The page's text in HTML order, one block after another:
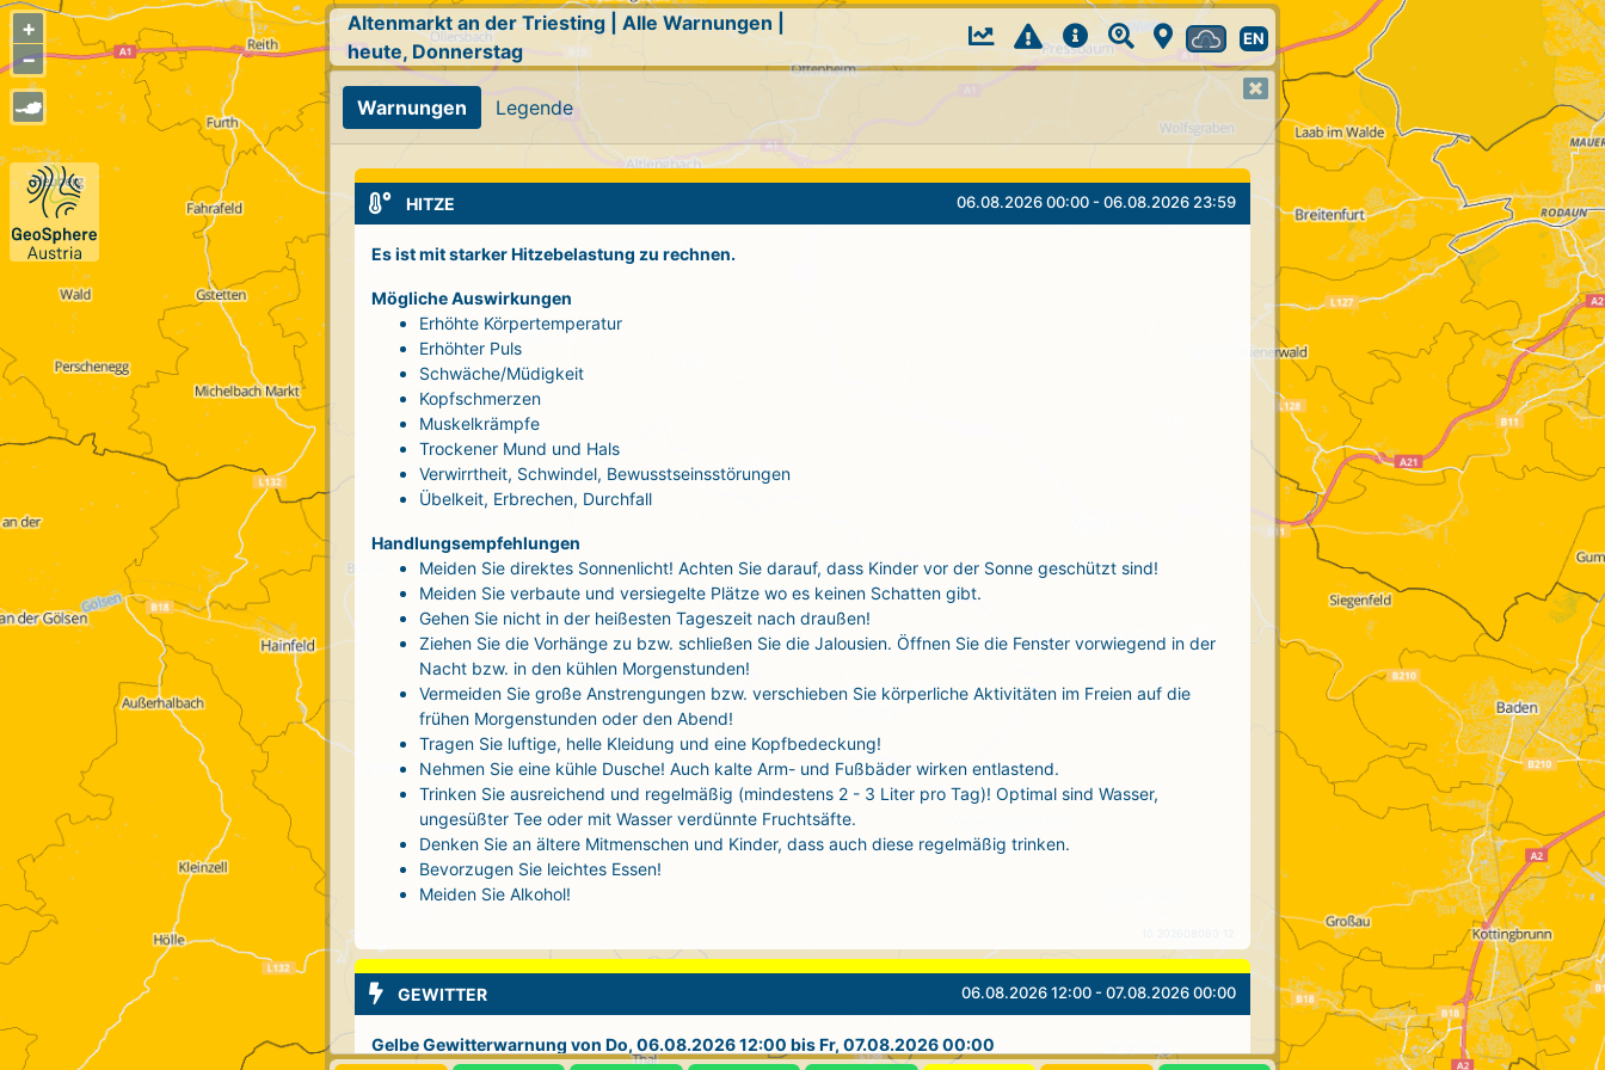
+
−
Altenmarkt an der Triesting Alle Warnungen
heute, Donnerstag
EN
Warnungen Legende
HITZE 06.08.2026 00:00 - 06.08.2026 23:59
Es ist mit starker Hitzebelastung zu rechnen.
Mögliche Auswirkungen
Erhöhte Körpertemperatur
Erhöhter Puls
Schwäche/Müdigkeit
Kopfschmerzen
Muskelkrämpfe
Trockener Mund und Hals
Verwirrtheit, Schwindel, Bewusstseinsstörungen
Übelkeit, Erbrechen, Durchfall
Handlungsempfehlungen
Meiden Sie direktes Sonnenlicht! Achten Sie darauf, dass Kinder vor der Sonne geschützt sind!
Meiden Sie verbaute und versiegelte Plätze wo es keinen Schatten gibt.
Gehen Sie nicht in der heißesten Tageszeit nach draußen!
Ziehen Sie die Vorhänge zu bzw. schließen Sie die Jalousien. Öffnen Sie die Fenster vorwiegend in der
Nacht bzw. in den kühlen Morgenstunden!
Vermeiden Sie große Anstrengungen bzw. verschieben Sie körperliche Aktivitäten im Freien auf die
frühen Morgenstunden oder den Abend!
Tragen Sie luftige, helle Kleidung und eine Kopfbedeckung!
Nehmen Sie eine kühle Dusche! Auch kalte Arm- und Fußbäder wirken entlastend.
Trinken Sie ausreichend und regelmäßig (mindestens 2 - 3 Liter pro Tag)! Optimal sind Wasser,
ungesüßter Tee oder mit Wasser verdünnte Fruchtsäfte.
Denken Sie an ältere Mitmenschen und Kinder, dass auch diese regelmäßig trinken.
Bevorzugen Sie leichtes Essen!
Meiden Sie Alkohol!
GEWITTER 06.08.2026 12:00 - 07.08.2026 00:00
Gelbe Gewitterwarnung von Do, 06.08.2026 12:00 bis Fr, 07.08.2026 00:00